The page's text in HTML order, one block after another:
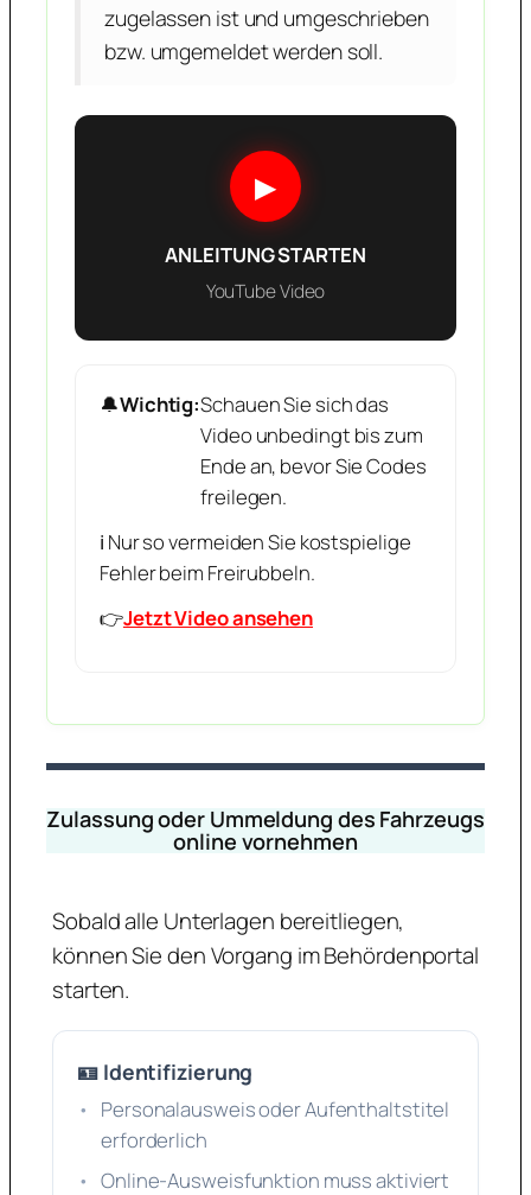
zugelassen ist und umgeschrieben
bzw. umgemeldet werden soll.
▶
ANLEITUNG STARTEN
YouTube Video
🔔Wichtig:Schauen Sie sich das
Video unbedingt bis zum
Ende an, bevor Sie Codes
freilegen.
ℹ️ Nur so vermeiden Sie kostspielige
Fehler beim Freirubbeln.
👉Jetzt Video ansehen
Zulassung oder Ummeldung des Fahrzeugs
online vornehmen
Sobald alle Unterlagen bereitliegen,
können Sie den Vorgang im Behördenportal
starten.
🪪 Identifizierung
Personalausweis oder Aufenthaltstitel
erforderlich
Online-Ausweisfunktion muss aktiviert